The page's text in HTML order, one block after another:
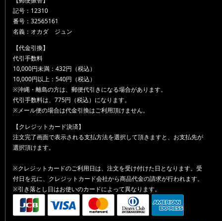
記号：12310
番号：32565161
名義：オカダ ジュン
【代金引換】
代引手数料
10,000円未満：432円（税込）
10,000円以上：540円（税込）
※沖縄・離島の方は、郵便代引きになる場合があります。
代引手数料は、775円（税込）になります。
※メール便の場合は代金引換はご利用頂けません。
【クレジットカード決済】
注文完了画面で表示される支払方法を選択して頂きますと、お支払先が
選択頂けます。
※クレジットカードのご利用日は、注文を受け付けた日となります。受
付日を元に、クレジットカード会社から商品代金の請求が行われます。
※引き落とし日はお使いのカードによって異なります。